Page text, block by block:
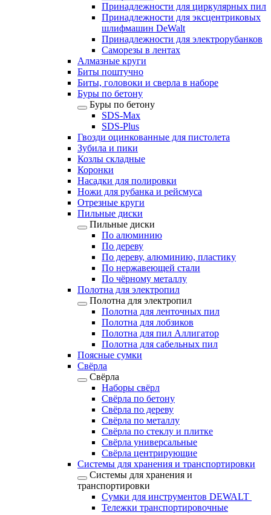
Принадлежности для циркулярных пил
Принадлежности для эксцентриковых
шлифмашин DeWalt
Принадлежности для электрорубанков
Саморезы в лентах
Алмазные круги
Биты поштучно
Биты, головоки и сверла в наборе
Буры по бетону
Буры по бетону
SDS-Max
SDS-Plus
Гвозди оцинкованные для пистолета
Зубила и пики
Козлы складные
Коронки
Насадки для полировки
Ножи для рубанка и рейсмуса
Отрезные круги
Пильные диски
Пильные диски
По алюминию
По дереву
По дереву, алюминию, пластику
По нержавеющей стали
По чёрному металлу
Полотна для электропил
Полотна для электропил
Полотна для ленточных пил
Полотна для лобзиков
Полотна для пил Аллигатор
Полотна для сабельных пил
Поясные сумки
Свёрла
Свёрла
Наборы свёрл
Свёрла по бетону
Свёрла по дереву
Свёрла по металлу
Свёрла по стеклу и плитке
Свёрла универсальные
Свёрла центрирующие
Системы для хранения и транспортировки
Системы для хранения и
транспортировки
Сумки для инструментов DEWALT
Тележки транспортировочные